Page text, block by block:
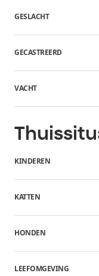
GESLACHT
GECASTREERD
VACHT
KINDEREN
KATTEN
HONDEN
LEEFOMGEVING